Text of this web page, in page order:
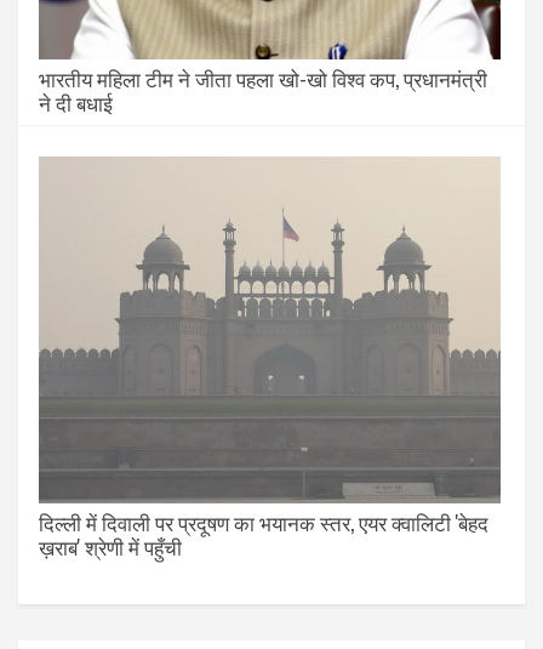
भारतीय महिला टीम ने जीता पहला खो-खो विश्व कप, प्रधानमंत्री
ने दी बधाई
दिल्ली में दिवाली पर प्रदूषण का भयानक स्तर, एयर क्वालिटी 'बेहद
ख़राब' श्रेणी में पहुँची